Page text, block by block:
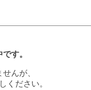
す。
んが、
ください。